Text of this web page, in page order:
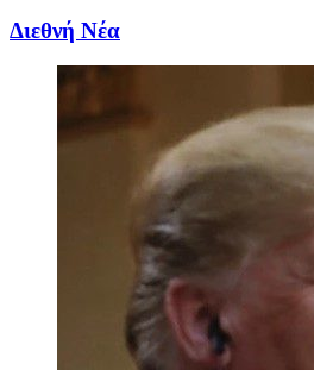
Διεθνή Νέα